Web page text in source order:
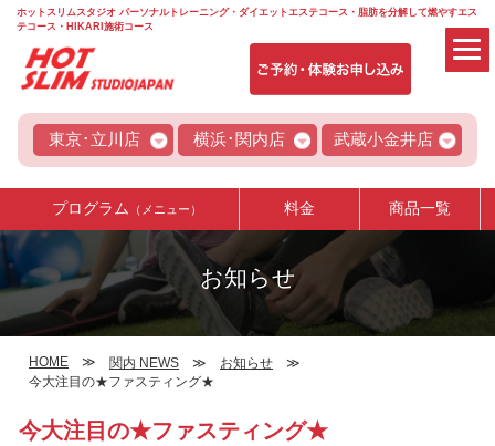
ホットスリムスタジオ パーソナルトレーニング・ダイエットエステコース・脂肪を分解して燃やすエス
テコース・HIKARI施術コース
東京･立川店 横浜･関内店 武蔵小金井店
プログラム （メニュー） 料金 商品一覧
お知らせ
HOME 関内 NEWS
お知らせ
今大注目の★ファスティング★
今大注目の★ファスティング★